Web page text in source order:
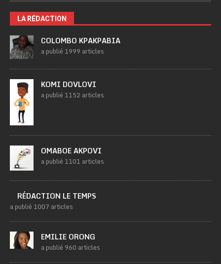
LA RÉDACTION
COLOMBO KPAKPABIA
a publié 1999 articles
KOMI DOVLOVI
a publié 1152 articles
OMABOE AKPOVI
a publié 1101 articles
RÉDACTION LE TEMPS
a publié 1007 articles
EMILIE ORONG
a publié 960 articles